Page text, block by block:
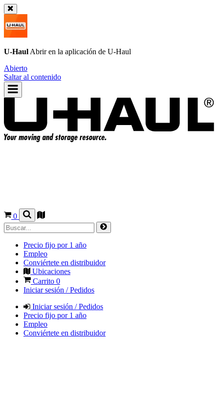
U-Haul Abrir en la aplicación de U-Haul
Abierto
Saltar al contenido
0
Precio fijo por 1 año
Empleo
Conviértete en distribuidor
Ubicaciones
Carrito 0
Iniciar sesión / Pedidos
Iniciar sesión / Pedidos
Precio fijo por 1 año
Empleo
Conviértete en distribuidor